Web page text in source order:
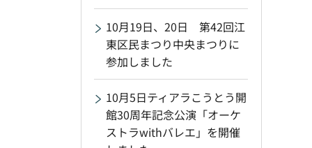
10月19日、20日 第42回江
東区民まつり中央まつりに
参加しました
10月5日ティアラこうとう開
館30周年記念公演「オーケ
ストラwithバレエ」を開催